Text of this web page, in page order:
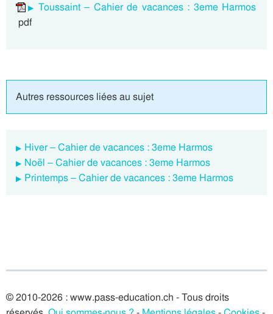
Toussaint – Cahier de vacances : 3eme Harmos
pdf
Autres ressources liées au sujet
Hiver – Cahier de vacances : 3eme Harmos
Noël – Cahier de vacances : 3eme Harmos
Printemps – Cahier de vacances : 3eme Harmos
© 2010-2026 : www.pass-education.ch - Tous droits